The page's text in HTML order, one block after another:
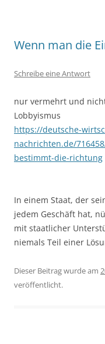
Wenn man die
Schreibe eine Antwort
nur vermehrt und
Lobbyismus
https://deutsche-
nachrichten.de/
bestimmt-die-richtung
In einem Staat, der
jedem Geschäft hat,
mit staatlicher
niemals Teil einer
Dieser Beitrag wurde am
veröffentlicht.